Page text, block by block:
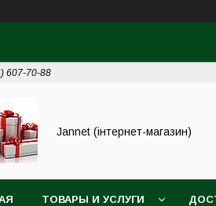
607-70-88
Jannet (інтернет-магазин)
ТОВАРЫ И УСЛУГИ